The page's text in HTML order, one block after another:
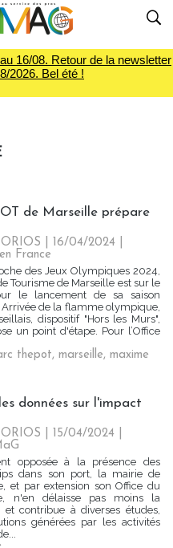
16/08. Retour de la newsletter
2026. Bel été !
de Marseille prépare
| 16/04/2024
France
des Jeux Olympiques 2024,
Tourisme de Marseille est sur le
le lancement de sa saison
Arrivée de la flamme olympique,
dispositif "Hors les Murs",
un point d'étape. Pour l’Office
thepot, marseille, maxime
données sur l'impact
| 15/04/2024
opposée à la présence des
dans son port, la mairie de
et par extension son Office du
n'en délaisse pas moins la
et contribue à diverses études,
générées par les activités